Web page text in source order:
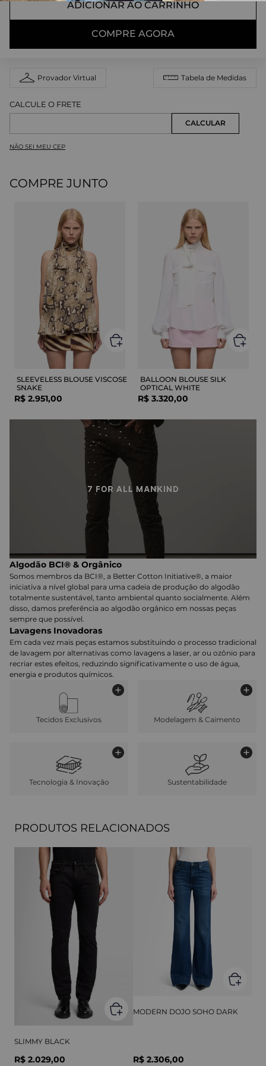
ADICIONAR AO CARRINHO
COMPRE AGORA
Provador Virtual Tabela de Medidas
NÃO SEI MEU CEP
COMPRE JUNTO
SLEEVELESS BLOUSE VISCOSE
SNAKE
R$ 2.951,00
BALLOON BLOUSE SILK
OPTICAL WHITE
R$ 3.320,00
Algodão BCI® & Orgânico
Somos membros da BCI®, a Better Cotton Initiative®, a maior
iniciativa a nível global para uma cadeia de produção do algodão
totalmente sustentável, tanto ambiental quanto socialmente. Além
disso, damos preferência ao algodão orgânico em nossas peças
sempre que possível.
Lavagens Inovadoras
Em cada vez mais peças estamos substituindo o processo tradicional
de lavagem por alternativas como lavagens a laser, ar ou ozônio para
recriar estes efeitos, reduzindo significativamente o uso de água,
energia e produtos químicos.
Tecidos Exclusivos Modelagem & Caimento
Tecnologia & Inovação Sustentabilidade
PRODUTOS RELACIONADOS
SLIMMY BLACK
R$ 2.029,00
MODERN DOJO SOHO DARK
R$ 2.306,00